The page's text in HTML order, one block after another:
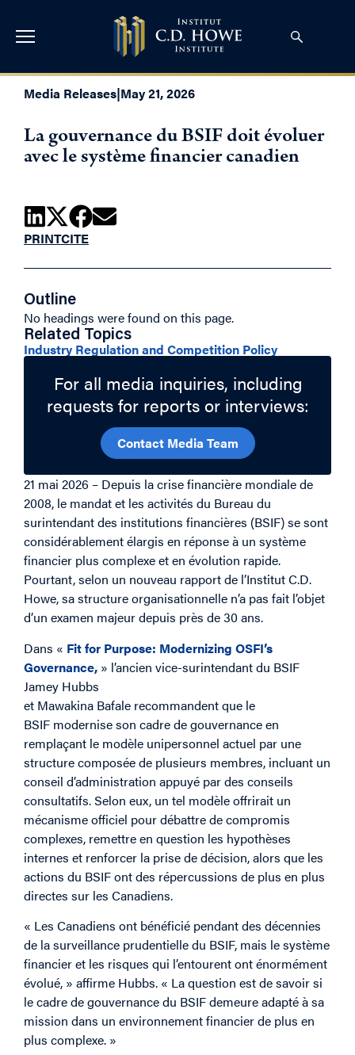
Media Releases|May 21, 2026
La gouvernance du BSIF doit évoluer
avec le système financier canadien
PRINTCITE
Outline
No headings were found on this page.
Related Topics
Industry Regulation and Competition Policy
For all media inquiries, including
requests for reports or interviews:
Contact Media Team
21 mai 2026 – Depuis la crise financière mondiale de
2008, le mandat et les activités du Bureau du
surintendant des institutions financières (BSIF) se sont
considérablement élargis en réponse à un système
financier plus complexe et en évolution rapide.
Pourtant, selon un nouveau rapport de l’Institut C.D.
Howe, sa structure organisationnelle n’a pas fait l’objet
d’un examen majeur depuis près de 30 ans.
Dans « Fit for Purpose: Modernizing OSFI’s
Governance, » l’ancien vice-surintendant du BSIF
Jamey Hubbs
et Mawakina Bafale recommandent que le
BSIF modernise son cadre de gouvernance en
remplaçant le modèle unipersonnel actuel par une
structure composée de plusieurs membres, incluant un
conseil d’administration appuyé par des conseils
consultatifs. Selon eux, un tel modèle offrirait un
mécanisme officiel pour débattre de compromis
complexes, remettre en question les hypothèses
internes et renforcer la prise de décision, alors que les
actions du BSIF ont des répercussions de plus en plus
directes sur les Canadiens.
« Les Canadiens ont bénéficié pendant des décennies
de la surveillance prudentielle du BSIF, mais le système
financier et les risques qui l’entourent ont énormément
évolué, » affirme Hubbs. « La question est de savoir si
le cadre de gouvernance du BSIF demeure adapté à sa
mission dans un environnement financier de plus en
plus complexe. »